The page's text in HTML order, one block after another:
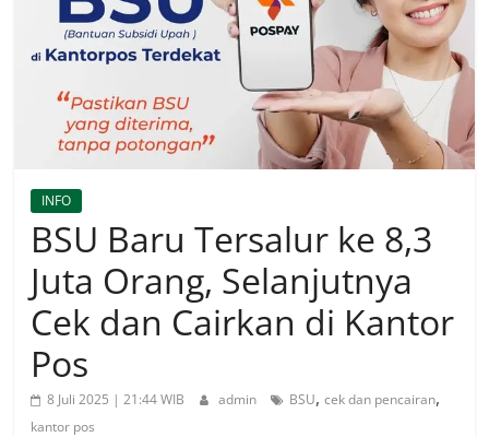
INFO
BSU Baru Tersalur ke 8,3
Juta Orang, Selanjutnya
Cek dan Cairkan di Kantor
Pos
8 Juli 2025 | 21:44 WIB admin BSU,cek dan pencairan,
kantor pos